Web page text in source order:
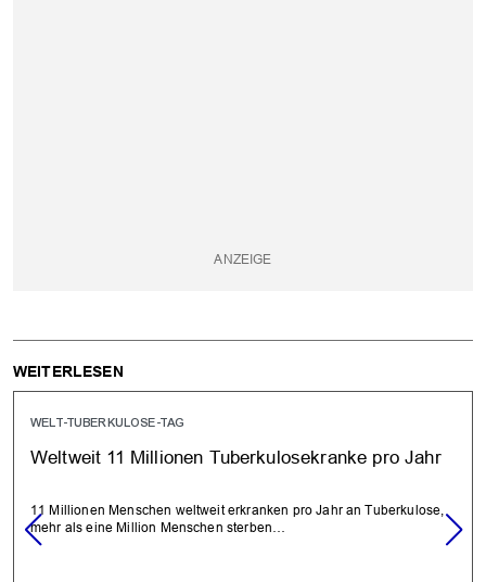
WEITERLESEN
WELT-TUBERKULOSE-TAG
Weltweit 11 Millionen Tuberkulosekranke pro Jahr
11 Millionen Menschen weltweit erkranken pro Jahr an Tuberkulose,
mehr als eine Million Menschen sterben…